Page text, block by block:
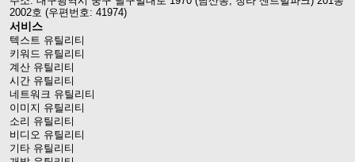
2002호 (우편번호: 41974)
서비스
텍스트 유틸리티
키워드 유틸리티
계산 유틸리티
시간 유틸리티
네트워크 유틸리티
이미지 유틸리티
소리 유틸리티
비디오 유틸리티
기타 유틸리티